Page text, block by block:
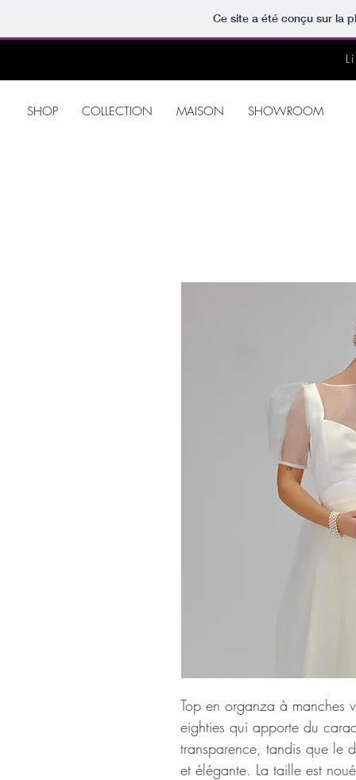
Ce site a été conçu sur la
SHOP COLLECTION MAISON SHOWROOM
Top en organza à manches
eighties qui apporte du
transparence, tandis que le
et élégante. La taille est